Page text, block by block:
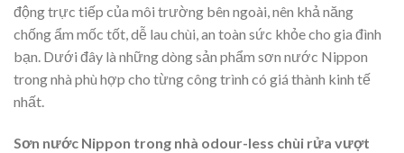
động trực tiếp của môi trường bên ngoài, nên khả năng
chống ẩm mốc tốt, dễ lau chùi, an toàn sức khỏe cho gia đình
bạn. Dưới đây là những dòng sản phẩm sơn nước Nippon
trong nhà phù hợp cho từng công trình có giá thành kinh tế
nhất.
Sơn nước Nippon trong nhà odour-less chùi rửa vượt